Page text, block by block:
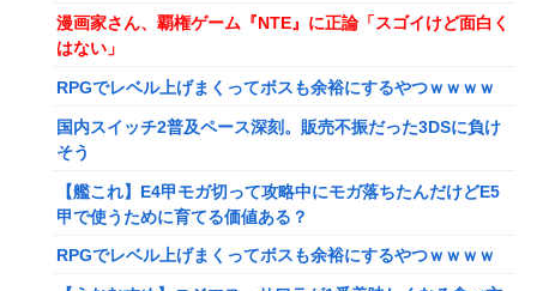
漫画家さん、覇権ゲーム『NTE』に正論「スゴイけど面白く
はない」
RPGでレベル上げまくってボスも余裕にするやつｗｗｗｗ
国内スイッチ2普及ペース深刻。販売不振だった3DSに負け
そう
【艦これ】E4甲モガ切って攻略中にモガ落ちたんだけどE5
甲で使うために育てる価値ある？
RPGでレベル上げまくってボスも余裕にするやつｗｗｗｗ